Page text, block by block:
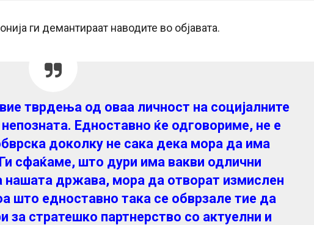
ги демантираат наводите во објавата.
тврдења од оваа личност на социјалните
Едноставно ќе одговориме, не е
доколку не сака дека мора да има
сфаќаме, што дури има вакви одлични
нашата држава, мора да отворат измислен
што едноставно така се обврзале тие да
за стратешко партнерство со актуелни и